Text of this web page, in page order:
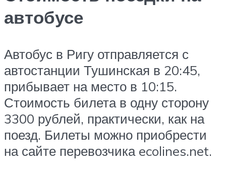
автобусе
Автобус в Ригу отправляется с
автостанции Тушинская в 20:45,
прибывает на место в 10:15.
Стоимость билета в одну сторону
3300 рублей, практически, как на
поезд. Билеты можно приобрести
на сайте перевозчика ecolines.net.